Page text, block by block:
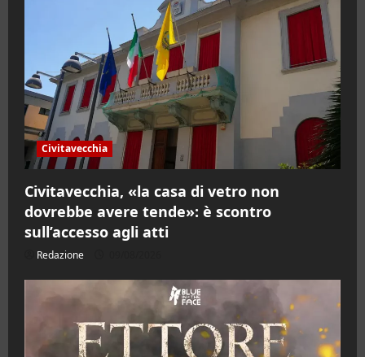
Civitavecchia
Civitavecchia, «la casa di vetro non
dovrebbe avere tende»: è scontro
sull’accesso agli atti
Redazione